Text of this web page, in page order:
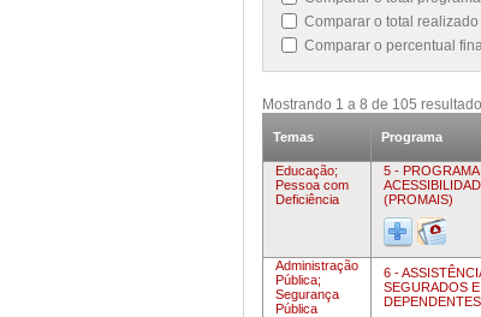
Comparar o total
Comparar o percentual
Mostrando 1 a 8 de 105
Temas Programa
Educação;
Pessoa com
Deficiência
5 -
(PROMAIS)
Administração
Pública;
Segurança
Pública
6 -
SEGURADOS
DEPENDENTES